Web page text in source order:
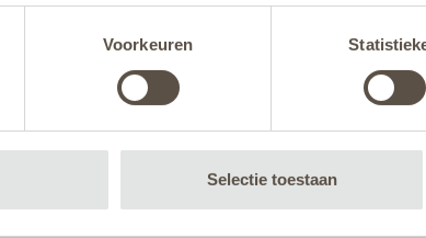
Voorkeuren
Selectie toestaan